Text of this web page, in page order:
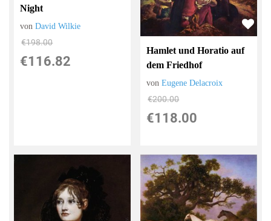
Night
vonDavid Wilkie
€198.00
€116.82
Hamlet und Horatio auf
dem Friedhof
vonEugene Delacroix
€200.00
€118.00